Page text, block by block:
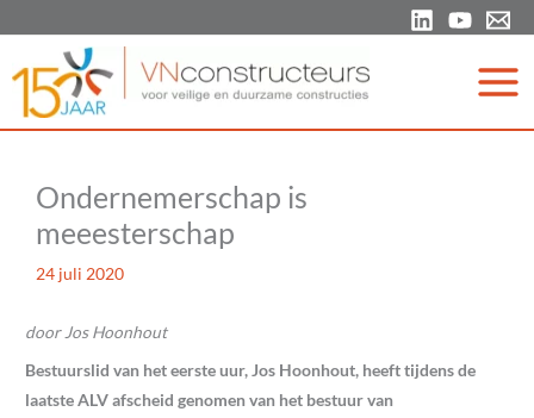
de
inhoud
Ondernemerschap is
meeesterschap
24 juli 2020
door Jos Hoonhout
Bestuurslid van het eerste uur, Jos Hoonhout, heeft tijdens de
laatste ALV afscheid genomen van het bestuur van